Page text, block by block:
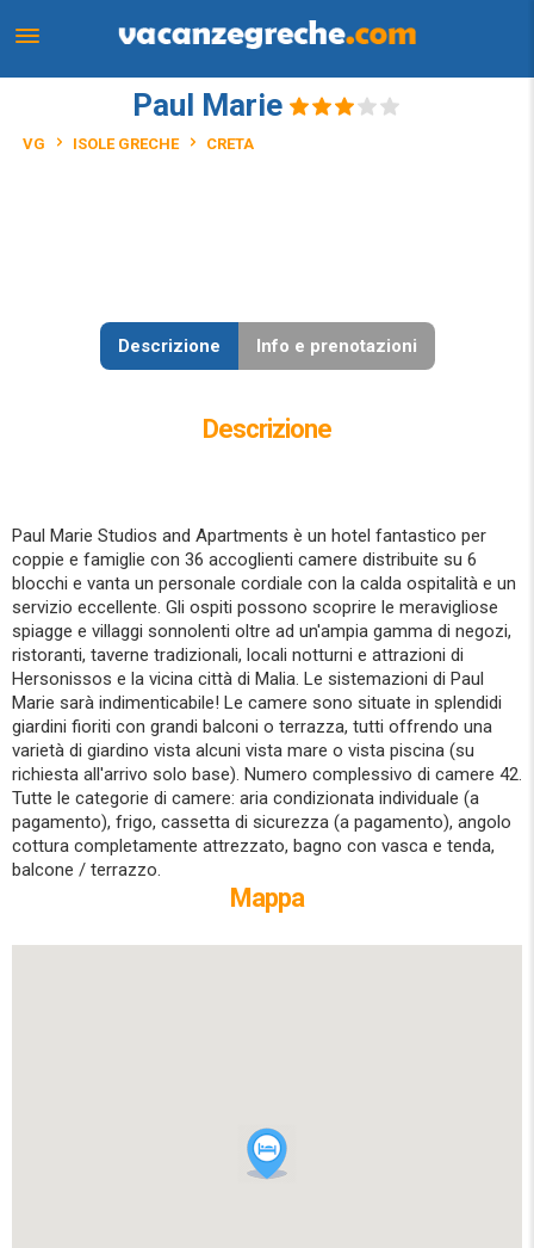
Paul Marie
VG ISOLE GRECHE CRETA
Descrizione Info e prenotazioni
Descrizione
Paul Marie Studios and Apartments è un hotel fantastico per
coppie e famiglie con 36 accoglienti camere distribuite su 6
blocchi e vanta un personale cordiale con la calda ospitalità e un
servizio eccellente. Gli ospiti possono scoprire le meravigliose
spiagge e villaggi sonnolenti oltre ad un'ampia gamma di negozi,
ristoranti, taverne tradizionali, locali notturni e attrazioni di
Hersonissos e la vicina città di Malia. Le sistemazioni di Paul
Marie sarà indimenticabile! Le camere sono situate in splendidi
giardini fioriti con grandi balconi o terrazza, tutti offrendo una
varietà di giardino vista alcuni vista mare o vista piscina (su
richiesta all'arrivo solo base). Numero complessivo di camere 42.
Tutte le categorie di camere: aria condizionata individuale (a
pagamento), frigo, cassetta di sicurezza (a pagamento), angolo
cottura completamente attrezzato, bagno con vasca e tenda,
balcone / terrazzo.
Mappa